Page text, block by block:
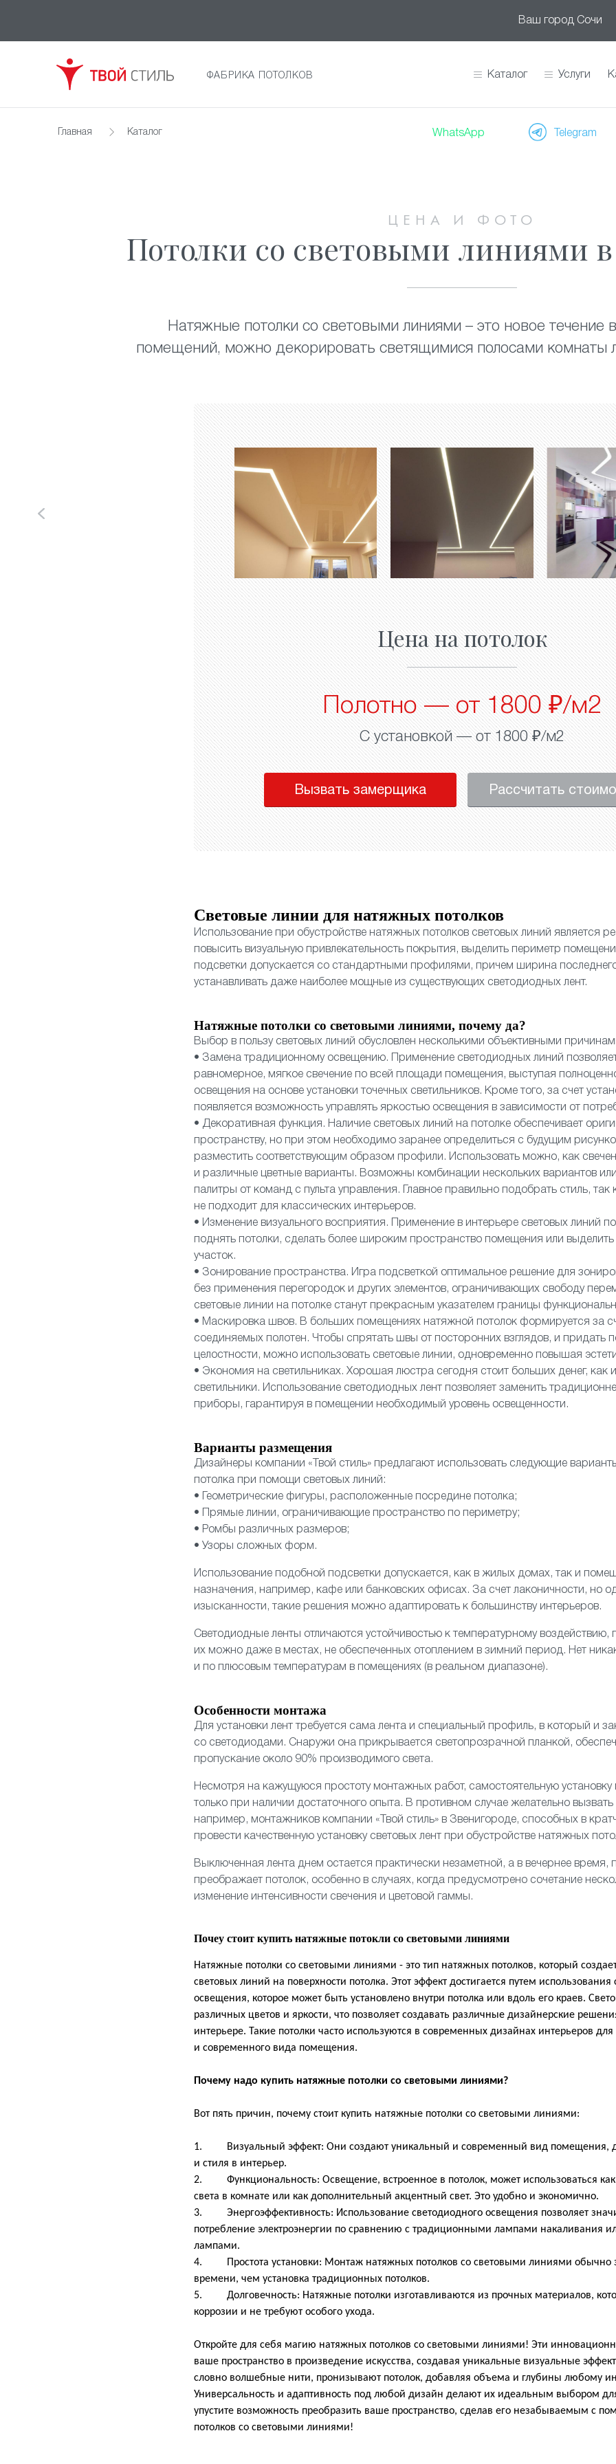
Ваш город Сочи
ФАБРИКА ПОТОЛКОВ Каталог Услуги
Главная Каталог WhatsApp Telegram
ЦЕНА И ФОТО
Потолки со световыми линиями в
Натяжные потолки со световыми линиями – это новое течение
помещений, можно декорировать светящимися полосами
Цена на потолок
Полотно — от 1800 ₽/м2
С установкой — от 1800 ₽/м2
Вызвать замерщика Рассчитать
Световые линии для натяжных потолков
Использование при обустройстве натяжных потолков световых линий является
повысить визуальную привлекательность покрытия, выделить периметр
подсветки допускается со стандартными профилями, причем ширина
устанавливать даже наиболее мощные из существующих светодиодных лент.
Натяжные потолки со световыми линиями, почему да?
Выбор в пользу световых линий обусловлен несколькими объективными
• Замена традиционному освещению. Применение светодиодных линий
равномерное, мягкое свечение по всей площади помещения, выступая
освещения на основе установки точечных светильников. Кроме того, за счет
появляется возможность управлять яркостью освещения в зависимости от
• Декоративная функция. Наличие световых линий на потолке обеспечивает
пространству, но при этом необходимо заранее определиться с будущим
разместить соответствующим образом профили. Использовать можно, как
и различные цветные варианты. Возможны комбинации нескольких вариантов
палитры от команд с пульта управления. Главное правильно подобрать стиль, так
не подходит для классических интерьеров.
• Изменение визуального восприятия. Применение в интерьере световых линий
поднять потолки, сделать более широким пространство помещения или
участок.
• Зонирование пространства. Игра подсветкой оптимальное решение для
без применения перегородок и других элементов, ограничивающих свободу
световые линии на потолке станут прекрасным указателем границы
• Маскировка швов. В больших помещениях натяжной потолок формируется за
соединяемых полотен. Чтобы спрятать швы от посторонних взглядов, и придать
целостности, можно использовать световые линии, одновременно повышая
• Экономия на светильниках. Хорошая люстра сегодня стоит больших денег, как
светильники. Использование светодиодных лент позволяет заменить
приборы, гарантируя в помещении необходимый уровень освещенности.
Варианты размещения
Дизайнеры компании «Твой стиль» предлагают использовать следующие
потолка при помощи световых линий:
• Геометрические фигуры, расположенные посредине потолка;
• Прямые линии, ограничивающие пространство по периметру;
• Ромбы различных размеров;
• Узоры сложных форм.
Использование подобной подсветки допускается, как в жилых домах, так и
назначения, например, кафе или банковских офисах. За счет лаконичности, но
изысканности, такие решения можно адаптировать к большинству интерьеров.
Светодиодные ленты отличаются устойчивостью к температурному воздействию,
их можно даже в местах, не обеспеченных отоплением в зимний период. Нет
и по плюсовым температурам в помещениях (в реальном диапазоне).
Особенности монтажа
Для установки лент требуется сама лента и специальный профиль, в который и
со светодиодами. Снаружи она прикрывается светопрозрачной планкой,
пропускание около 90% производимого света.
Несмотря на кажущуюся простоту монтажных работ, самостоятельную
только при наличии достаточного опыта. В противном случае желательно
например, монтажников компании «Твой стиль» в Звенигороде, способных в
провести качественную установку световых лент при обустройстве натяжных
Выключенная лента днем остается практически незаметной, а в вечернее время,
преображает потолок, особенно в случаях, когда предусмотрено сочетание
изменение интенсивности свечения и цветовой гаммы.
Почеу стоит купить натяжные потокли со световыми линиями
Натяжные потолки со световыми линиями - это тип натяжных потолков, который
световых линий на поверхности потолка. Этот эффект достигается путем использования
освещения, которое может быть установлено внутри потолка или вдоль его краев.
различных цветов и яркости, что позволяет создавать различные дизайнерские
интерьере. Такие потолки часто используются в современных дизайнах интерьеров
и современного вида помещения.
Почему надо купить натяжные потолки со световыми линиями?
Вот пять причин, почему стоит купить натяжные потолки со световыми линиями:
1. Визуальный эффект: Они создают уникальный и современный вид помещения,
и стиля в интерьер.
2. Функциональность: Освещение, встроенное в потолок, может использоваться как
света в комнате или как дополнительный акцентный свет. Это удобно и экономично.
3. Энергоэффективность: Использование светодиодного освещения позволяет
потребление электроэнергии по сравнению с традиционными лампами накаливания
лампами.
4. Простота установки: Монтаж натяжных потолков со световыми линиями обычно
времени, чем установка традиционных потолков.
5. Долговечность: Натяжные потолки изготавливаются из прочных материалов,
коррозии и не требуют особого ухода.
Откройте для себя магию натяжных потолков со световыми линиями! Эти
ваше пространство в произведение искусства, создавая уникальные визуальные
словно волшебные нити, пронизывают потолок, добавляя объема и глубины любому
Универсальность и адаптивность под любой дизайн делают их идеальным выбором
упустите возможность преобразить ваше пространство, сделав его незабываемым с
потолков со световыми линиями!